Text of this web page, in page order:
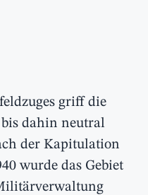
griff die
bis dahin neutral
der Kapitulation
wurde das Gebiet